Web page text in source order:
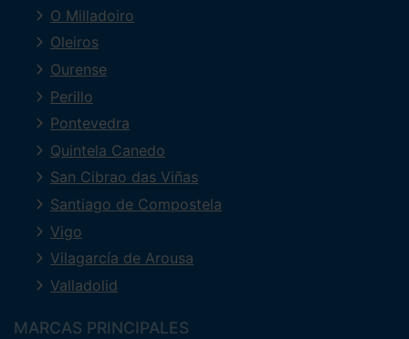
O Milladoiro
Oleiros
Ourense
Perillo
Pontevedra
Quintela Canedo
San Cibrao das Viñas
Santiago de Compostela
Vigo
Vilagarcía de Arousa
Valladolid
MARCAS PRINCIPALES